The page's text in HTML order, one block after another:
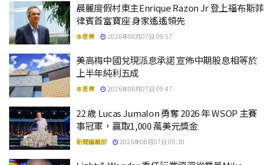
晨麗度假村東主Enrique Razon Jr 登上福布斯菲
律賓首富寶座 身家遙遙領先
本思齊 2026年08月07日 09:57
美高梅中國兌現派息承諾 宣佈中期股息相等於
上半年純利五成
本思齊 2026年08月07日 09:47
22 歲 Lucas Jumalon 勇奪 2026 年 WSOP 主賽
事冠軍，贏取1,000 萬美元獎金
新聞編輯部 2026年08月07日 09:30